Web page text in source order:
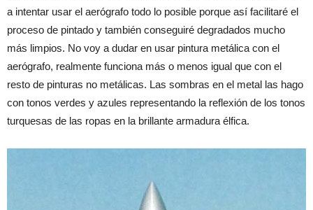
a intentar usar el aerógrafo todo lo posible porque así facilitaré el
proceso de pintado y también conseguiré degradados mucho
más limpios. No voy a dudar en usar pintura metálica con el
aerógrafo, realmente funciona más o menos igual que con el
resto de pinturas no metálicas. Las sombras en el metal las hago
con tonos verdes y azules representando la reflexión de los tonos
turquesas de las ropas en la brillante armadura élfica.